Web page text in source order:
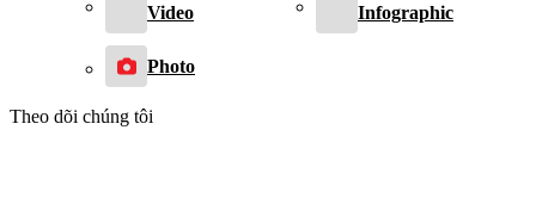
Video Infographic
Photo
Theo dõi chúng tôi